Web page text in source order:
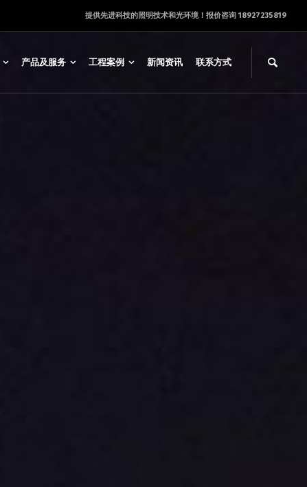
提供先进科技的照明技术和光环境！报价咨询 18927235819
产品及服务 工程案例 新闻资讯 联系方式